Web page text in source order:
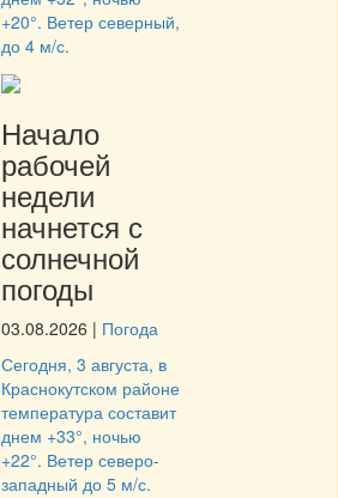
+20°. Ветер северный,
до 4 м/с.
Начало
рабочей
недели
начнется с
солнечной
погоды
03.08.2026 | Погода
Сегодня, 3 августа, в
Краснокутском районе
температура составит
днем +33°, ночью
+22°. Ветер северо-
западный до 5 м/с.